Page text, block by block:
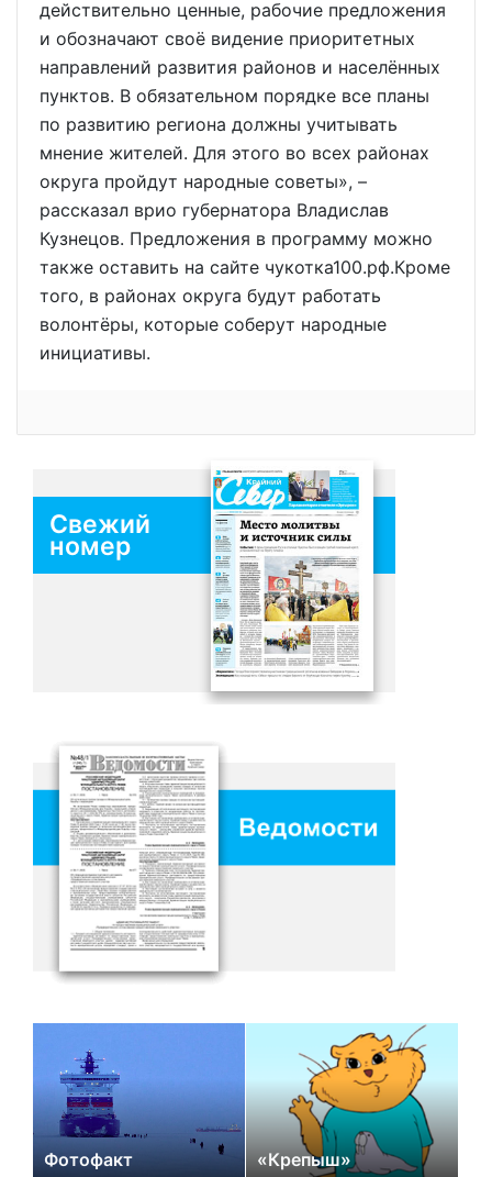
действительно ценные, рабочие предложения
и обозначают своё видение приоритетных
направлений развития районов и населённых
пунктов. В обязательном порядке все планы
по развитию региона должны учитывать
мнение жителей. Для этого во всех районах
округа пройдут народные советы», –
рассказал врио губернатора Владислав
Кузнецов. Предложения в программу можно
также оставить на сайте чукотка100.рф.Кроме
того, в районах округа будут работать
волонтёры, которые соберут народные
инициативы.
Свежий
номер
Фотофакт «Крепыш»